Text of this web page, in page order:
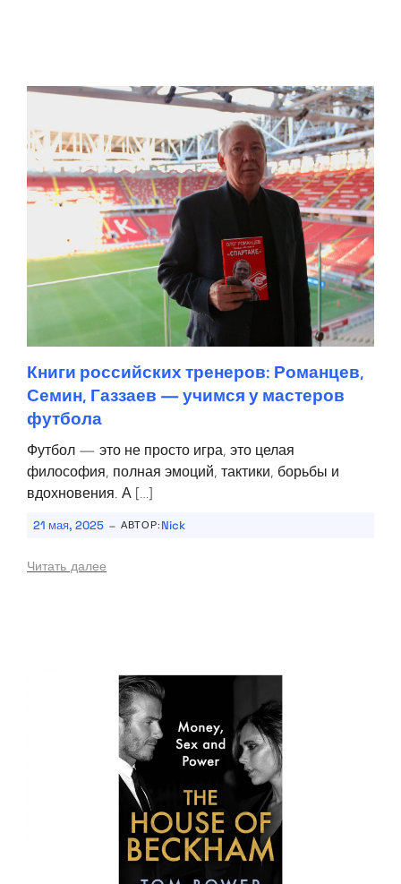
Книги российских тренеров: Романцев,
Семин, Газзаев — учимся у мастеров
футбола
Футбол — это не просто игра, это целая
философия, полная эмоций, тактики, борьбы и
вдохновения. А […]
21 мая, 2025 - АВТОР: Nick
Читать далее